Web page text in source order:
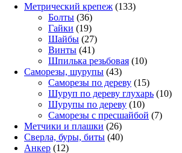
Метрический крепеж 133133
Болты 3636
товаров
Гайки 1919
товаров
Шайбы 2727
товаров
Винты 4141
товар
Шпилька резьбовая 1010
Саморезы, шурупы 4343
товара
Саморезы по дереву 1515
товаров
Шуруп по дереву глухарь 1010
Шурупы по дереву 1010
товаров
Саморезы с пресшайбой 77
Метчики и плашки 2626
товаров
Сверла, буры, биты 4040
Анкер 1212